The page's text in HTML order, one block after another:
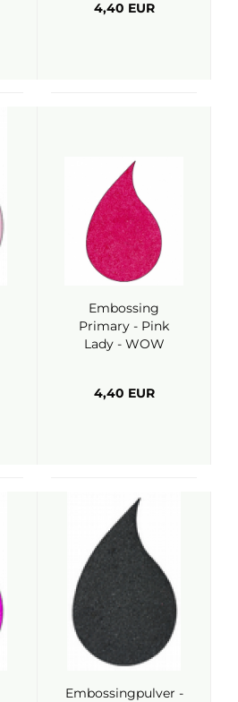
4,40 EUR
Embossing
Primary - Pink
Lady - WOW
4,40 EUR
Embossingpulver -